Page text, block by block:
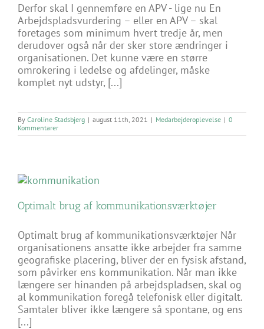
Derfor skal I gennemføre en APV - lige nu En
Arbejdspladsvurdering – eller en APV – skal
foretages som minimum hvert tredje år, men
derudover også når der sker store ændringer i
organisationen. Det kunne være en større
omrokering i ledelse og afdelinger, måske
komplet nyt udstyr, [...]
By Caroline Stadsbjerg | august 11th, 2021 | Medarbejderoplevelse | 0
Kommentarer
Optimalt brug af kommunikationsværktøjer
Optimalt brug af kommunikationsværktøjer Når
organisationens ansatte ikke arbejder fra samme
geografiske placering, bliver der en fysisk afstand,
som påvirker ens kommunikation. Når man ikke
længere ser hinanden på arbejdspladsen, skal og
al kommunikation foregå telefonisk eller digitalt.
Samtaler bliver ikke længere så spontane, og ens
[...]